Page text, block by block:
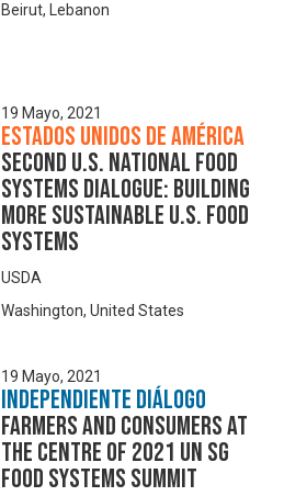
Beirut, Lebanon
19 Mayo, 2021
Estados Unidos de América
Second U.S. National Food
Systems Dialogue: Building
More Sustainable U.S. Food
Systems
USDA
Washington, United States
19 Mayo, 2021
Independiente Diálogo
Farmers and Consumers at
the centre of 2021 UN SG
Food Systems Summit